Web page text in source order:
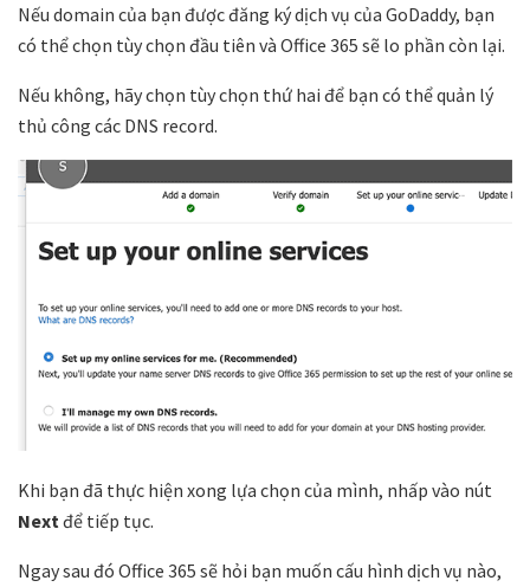
Nếu domain của bạn được đăng ký dịch vụ của GoDaddy, bạn
có thể chọn tùy chọn đầu tiên và Office 365 sẽ lo phần còn lại.
Nếu không, hãy chọn tùy chọn thứ hai để bạn có thể quản lý
thủ công các DNS record.
Khi bạn đã thực hiện xong lựa chọn của mình, nhấp vào nút
Next để tiếp tục.
Ngay sau đó Office 365 sẽ hỏi bạn muốn cấu hình dịch vụ nào,